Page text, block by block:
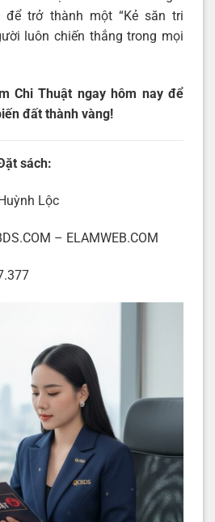
để trở thành một “Kẻ săn tri
luôn chiến thắng trong mọi
Chi Thuật ngay hôm nay để
đất thành vàng!
sách:
Lộc
– ELAMWEB.COM